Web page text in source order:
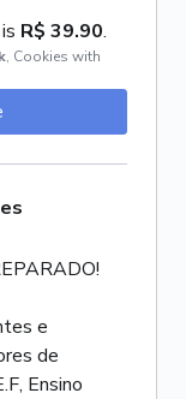
R$ 39.90.
, Cookies with
e
de
Ensino